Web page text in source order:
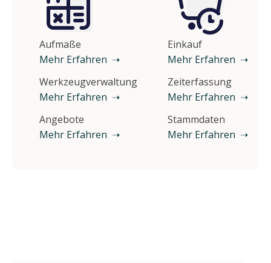
Aufmaße
Mehr Erfahren ➝
Einkauf
Mehr Erfahren ➝
Werkzeugverwaltung
Mehr Erfahren ➝
Zeiterfassung
Mehr Erfahren ➝
Angebote
Mehr Erfahren ➝
Stammdaten
Mehr Erfahren ➝